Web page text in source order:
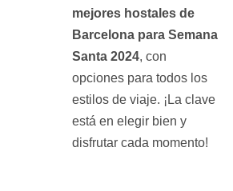
mejores hostales de
Barcelona para Semana
Santa 2024, con
opciones para todos los
estilos de viaje. ¡La clave
está en elegir bien y
disfrutar cada momento!